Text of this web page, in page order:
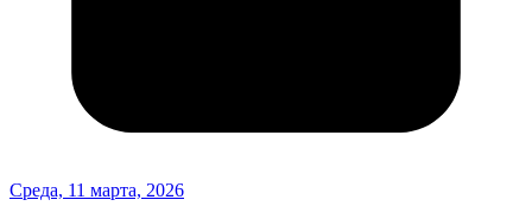
Среда, 11 марта, 2026